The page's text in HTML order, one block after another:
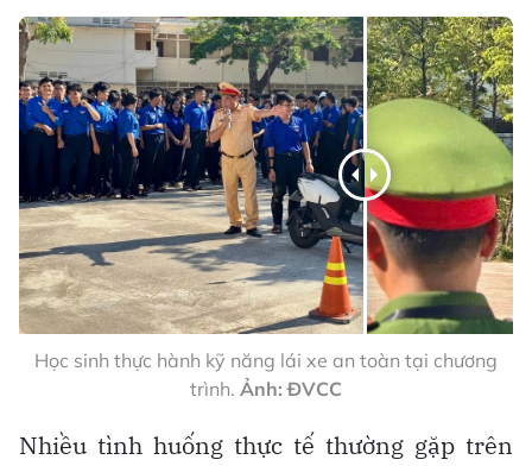
Học sinh thực hành kỹ năng lái xe an toàn tại chương
trình. Ảnh: ĐVCC
Nhiều tình huống thực tế thường gặp trên